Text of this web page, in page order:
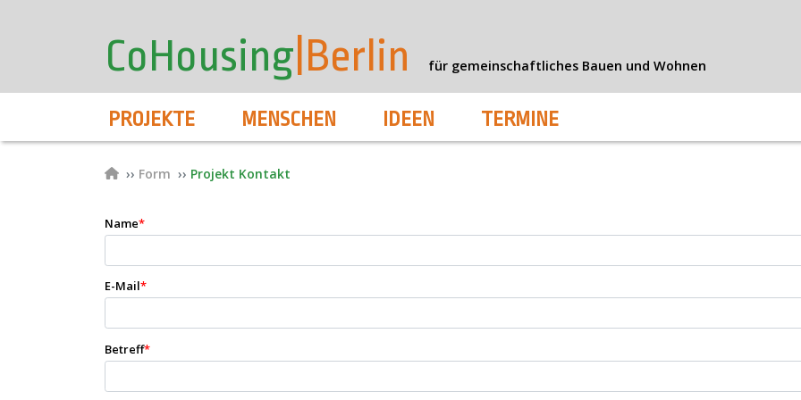
account
menu
CoHousing |Berlin für gemeinschaftliches Bauen und Wohnen
Hauptnavigation
PROJEKTE MENSCHEN IDEEN TERMINE
Pfadnavigation
Form Projekt Kontakt
Name*
E-Mail*
Betreff*